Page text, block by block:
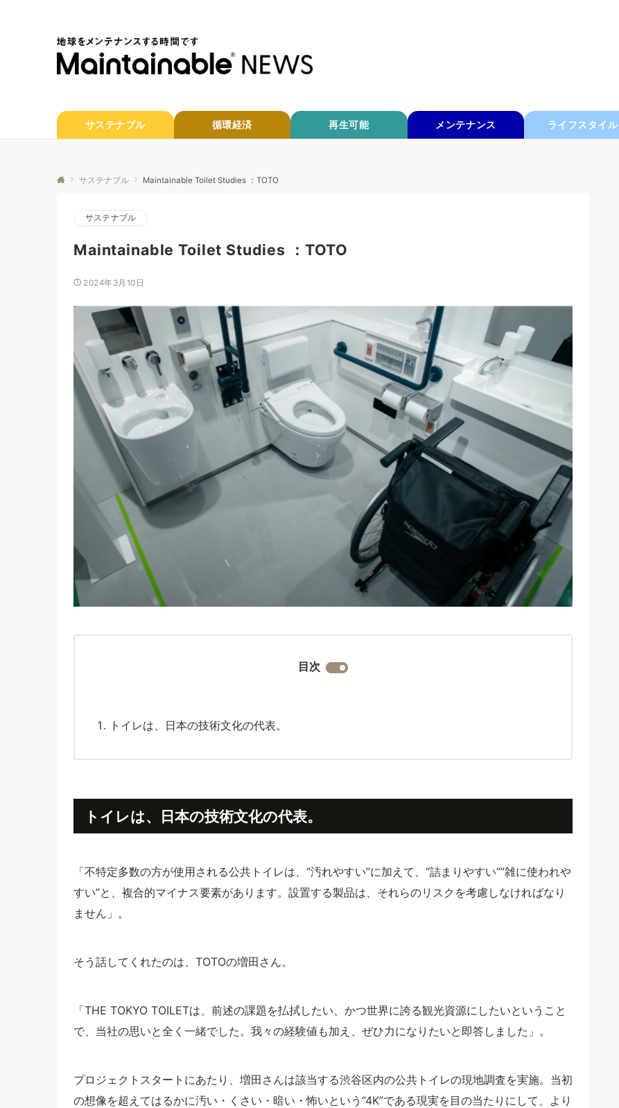
サステナブル 循環経済 再生可能 メンテナンス ライフスタイル
サステナブル Maintainable Toilet Studies ：TOTO
サステナブル
Maintainable Toilet Studies ：TOTO
2024年3月10日
目次
トイレは、日本の技術文化の代表。
トイレは、日本の技術文化の代表。
「不特定多数の方が使用される公共トイレは、“汚れやすい”に加えて、“詰まりやすい“”雑に使われや
すい”と、複合的マイナス要素があります。設置する製品は、それらのリスクを考慮しなければなり
ません」。
そう話してくれたのは、TOTOの増田さん。
「THE TOKYO TOILETは、前述の課題を払拭したい、かつ世界に誇る観光資源にしたいということ
で、当社の思いと全く一緒でした。我々の経験値も加え、ぜひ力になりたいと即答しました」。
プロジェクトスタートにあたり、増田さんは該当する渋谷区内の公共トイレの現地調査を実施。当初
の想像を超えてはるかに汚い・くさい・暗い・怖いという“4K”である現実を目の当たりにして、より